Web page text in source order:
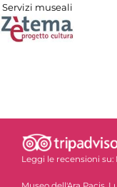
Servizi museali
Leggi le recensioni su: